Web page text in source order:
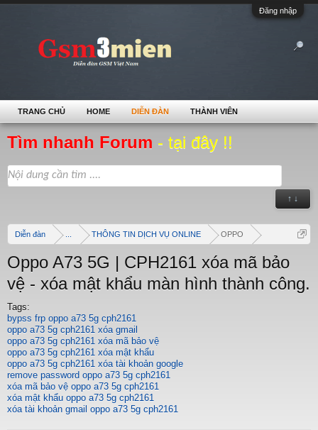
Đăng nhập
Tìm nhanh Forum - tại đây !!
↑ ↓
Diễn đàn THÔNG TIN DỊCH VỤ ONLINE OPPO
Oppo A73 5G | CPH2161 xóa mã bảo
vệ - xóa mật khẩu màn hình thành công.
Tags:
bypss frp oppo a73 5g cph2161
oppo a73 5g cph2161 xóa gmail
oppo a73 5g cph2161 xóa mã bảo vệ
oppo a73 5g cph2161 xóa mật khẩu
oppo a73 5g cph2161 xóa tài khoản google
remove password oppo a73 5g cph2161
xóa mã bảo vệ oppo a73 5g cph2161
xóa mật khẩu oppo a73 5g cph2161
xóa tài khoản gmail oppo a73 5g cph2161
TRANG CHỦ HOME DIỄN ĐÀN THÀNH VIÊN